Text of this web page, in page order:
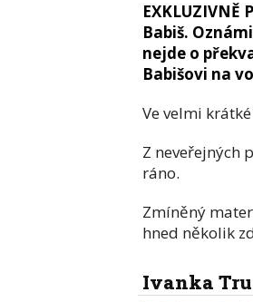
Babiš.
nejde o
Babišovi na
Ve velmi
Z neveřejných
ráno.
Zmíněný
hned několik
Ivanka